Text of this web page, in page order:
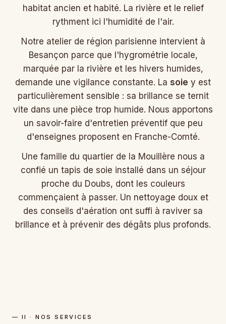
habitat ancien et habité. La rivière et le relief
rythment ici l'humidité de l'air.
Notre atelier de région parisienne intervient à
Besançon parce que l'hygrométrie locale,
marquée par la rivière et les hivers humides,
demande une vigilance constante. La soie y est
particulièrement sensible : sa brillance se ternit
vite dans une pièce trop humide. Nous apportons
un savoir-faire d'entretien préventif que peu
d'enseignes proposent en Franche-Comté.
Une famille du quartier de la Mouillère nous a
confié un tapis de soie installé dans un séjour
proche du Doubs, dont les couleurs
commençaient à passer. Un nettoyage doux et
des conseils d'aération ont suffi à raviver sa
brillance et à prévenir des dégâts plus profonds.
— II · NOS SERVICES